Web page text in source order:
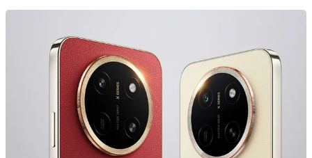
поставки старых процессоров, совместимых с DDR4, в том